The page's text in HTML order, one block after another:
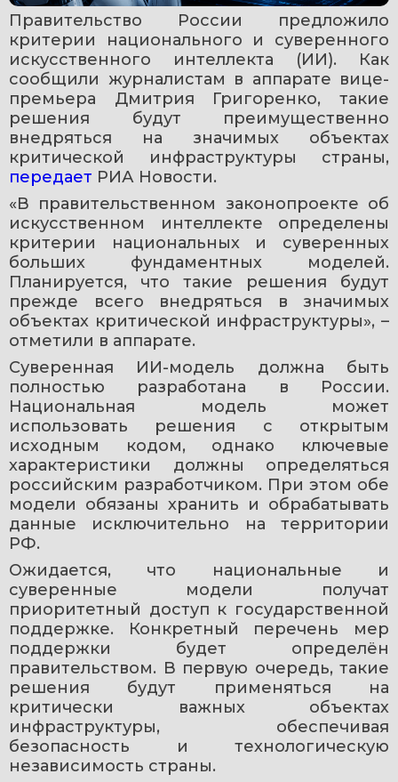
Правительство России предложило
критерии национального и суверенного
искусственного интеллекта (ИИ). Как
сообщили журналистам в аппарате вице-
премьера Дмитрия Григоренко, такие
решения будут преимущественно
внедряться на значимых объектах
передает РИА Новости.
«В правительственном законопроекте об
искусственном интеллекте определены
критерии национальных и суверенных
больших фундаментных моделей.
Планируется, что такие решения будут
прежде всего внедряться в значимых
объектах критической инфраструктуры», –
отметили в аппарате.
Суверенная ИИ-модель должна быть
полностью разработана в России.
Национальная модель может
использовать решения с открытым
исходным кодом, однако ключевые
характеристики должны определяться
российским разработчиком. При этом обе
модели обязаны хранить и обрабатывать
данные исключительно на территории
РФ.
Ожидается, что национальные и
суверенные модели получат
приоритетный доступ к государственной
поддержке. Конкретный перечень мер
поддержки будет определён
правительством. В первую очередь, такие
решения будут применяться на
критически важных объектах
инфраструктуры, обеспечивая
безопасность и технологическую
независимость страны.